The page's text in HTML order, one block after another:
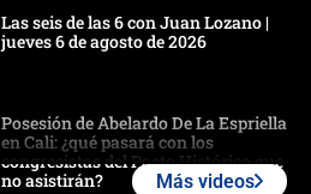
Las seis de las 6 con Juan Lozano |
jueves 6 de agosto de 2026
Posesión de Abelardo De La Espriella
en Cali: ¿qué pasará con los
congresistas del Pacto Histórico que
no asistirán?
Más videos